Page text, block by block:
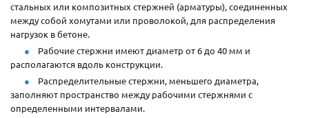
стальных или композитных стержней (арматуры), соединенных
между собой хомутами или проволокой, для распределения
нагрузок в бетоне.
Рабочие стержни имеют диаметр от 6 до 40 мм и
располагаются вдоль конструкции.
Распределительные стержни, меньшего диаметра,
заполняют пространство между рабочими стержнями с
определенными интервалами.